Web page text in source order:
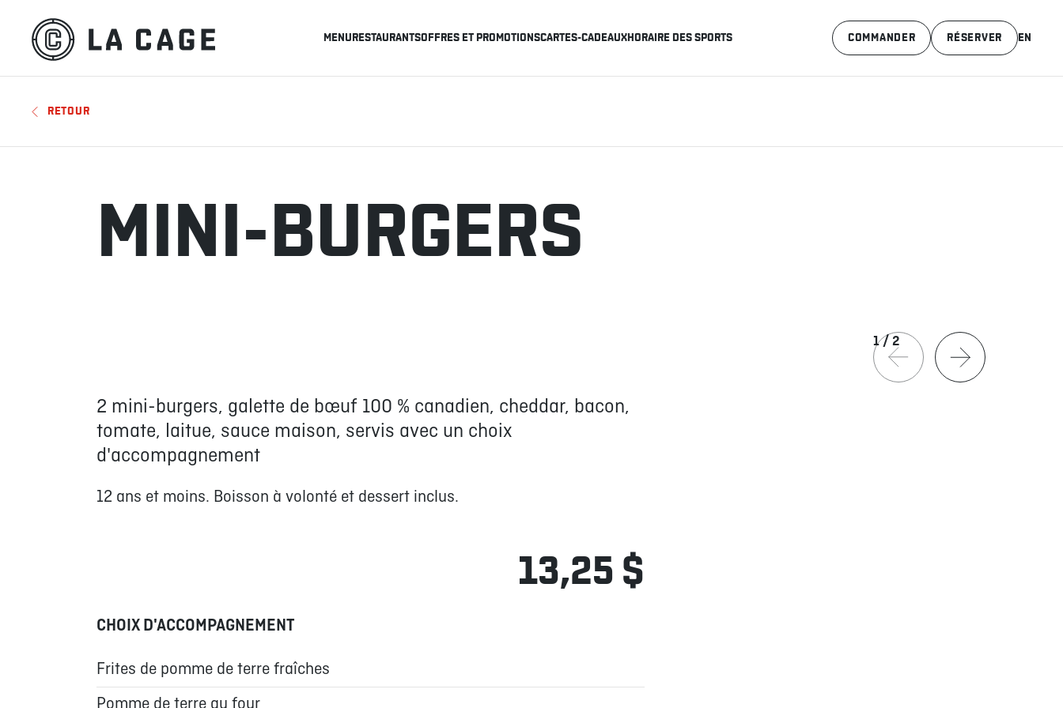
MENURESTAURANTSOFFRES ET PROMOTIONSCARTES-CADEAUXHORAIRE DES SPORTS RÉSERVER
COMMANDER EN
RETOUR
MINI-BURGERS
1/2
2 mini-burgers, galette de bœuf 100 % canadien, cheddar, bacon,
tomate, laitue, sauce maison, servis avec un choix
d'accompagnement
12 ans et moins. Boisson à volonté et dessert inclus.
13,25 $
CHOIX D'ACCOMPAGNEMENT
Frites de pomme de terre fraîches